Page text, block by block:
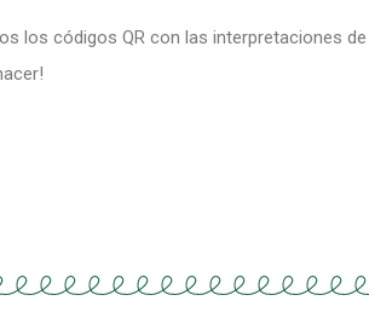
los códigos QR con las interpretaciones